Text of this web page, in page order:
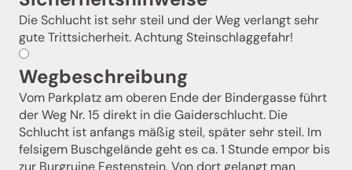
Die Schlucht ist sehr steil und der Weg verlangt sehr
gute Trittsicherheit. Achtung Steinschlaggefahr!
Wegbeschreibung
Vom Parkplatz am oberen Ende der Bindergasse führt
der Weg Nr. 15 direkt in die Gaiderschlucht. Die
Schlucht ist anfangs mäßig steil, später sehr steil. Im
felsigem Buschgelände geht es ca. 1 Stunde empor bis
zur Burgruine Festenstein. Von dort gelangt man